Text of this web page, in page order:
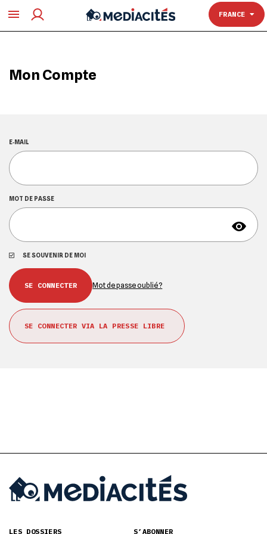
FRANCE
TOULOUSE
Mon Compte
E‑MAIL
MOT DE PASSE
SE SOUVENIR DE MOI
Mot de passe oublié ?
SE CONNECTER VIA LA PRESSE LIBRE
LES DOSSIERS S’ABONNER